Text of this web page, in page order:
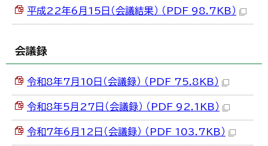
平成22年6月15日（会議結果） （PDF 98.7KB）
会議録
令和8年7月10日（会議録） （PDF 75.8KB）
令和8年5月27日（会議録） （PDF 92.1KB）
令和7年6月12日（会議録） （PDF 103.7KB）